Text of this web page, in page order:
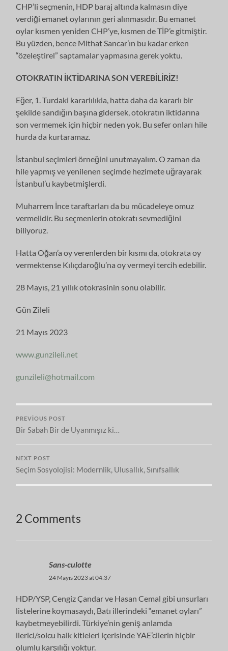
CHP’li seçmenin, HDP baraj altında kalmasın diye
verdiği emanet oylarının geri alınmasıdır. Bu emanet
oylar kısmen yeniden CHP’ye, kısmen de TİP’e gitmiştir.
Bu yüzden, bence Mithat Sancar’ın bu kadar erken
“özeleştirel” saptamalar yapmasına gerek yoktu.
OTOKRATIN İKTİDARINA SON VEREBİLİRİZ!
Eğer, 1. Turdaki kararlılıkla, hatta daha da kararlı bir
şekilde sandığın başına gidersek, otokratın iktidarına
son vermemek için hiçbir neden yok. Bu sefer onları hile
hurda da kurtaramaz.
İstanbul seçimleri örneğini unutmayalım. O zaman da
hile yapmış ve yenilenen seçimde hezimete uğrayarak
İstanbul’u kaybetmişlerdi.
Muharrem İnce taraftarları da bu mücadeleye omuz
vermelidir. Bu seçmenlerin otokratı sevmediğini
biliyoruz.
Hatta Oğan’a oy verenlerden bir kısmı da, otokrata oy
vermektense Kılıçdaroğlu’na oy vermeyi tercih edebilir.
28 Mayıs, 21 yıllık otokrasinin sonu olabilir.
Gün Zileli
21 Mayıs 2023
www.gunzileli.net
gunzileli@hotmail.com
PREVIOUS POST
Bir Sabah Bir de Uyanmışız ki…
NEXT POST
Seçim Sosyolojisi: Modernlik, Ulusallık, Sınıfsallık
2 Comments
Sans-culotte
24 Mayıs 2023 at 04:37
HDP/YSP, Cengiz Çandar ve Hasan Cemal gibi unsurları
listelerine koymasaydı, Batı illerindeki “emanet oyları”
kaybetmeyebilirdi. Türkiye’nin geniş anlamda
ilerici/solcu halk kitleleri içerisinde YAE’cilerin hiçbir
olumlu karşılığı yoktur.